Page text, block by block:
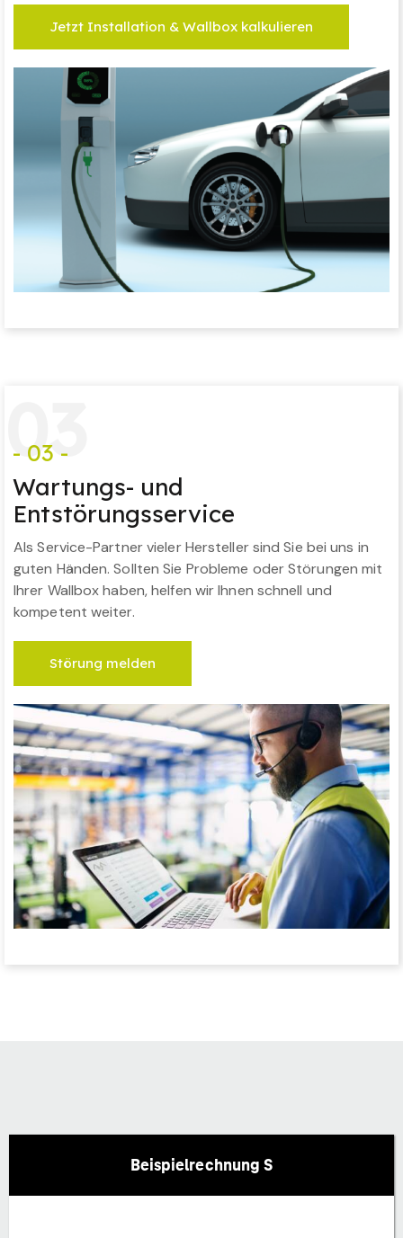
Jetzt Installation & Wallbox kalkulieren
03
- 03 -
Wartungs- und
Entstörungsservice
Als Service-Partner vieler Hersteller sind Sie bei uns in
guten Händen. Sollten Sie Probleme oder Störungen mit
Ihrer Wallbox haben, helfen wir Ihnen schnell und
kompetent weiter.
Störung melden
Beispielrechnung S